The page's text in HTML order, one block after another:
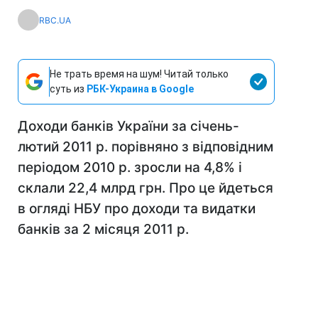
RBC.UA
Не трать время на шум! Читай только
суть из РБК-Украина в Google
Доходи банків України за січень-
лютий 2011 р. порівняно з відповідним
періодом 2010 р. зросли на 4,8% і
склали 22,4 млрд грн. Про це йдеться
в огляді НБУ про доходи та видатки
банків за 2 місяця 2011 р.